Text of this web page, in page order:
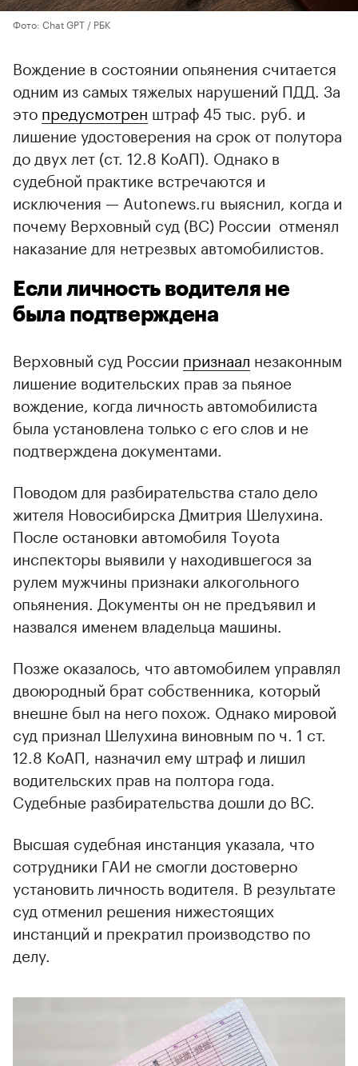
Фото: Chat GPT / РБК
Вождение в состоянии опьянения считается
одним из самых тяжелых нарушений ПДД. За
это предусмотрен штраф 45 тыс. руб. и
лишение удостоверения на срок от полутора
до двух лет (ст. 12.8 КоАП). Однако в
судебной практике встречаются и
исключения — Autonews.ru выяснил, когда и
почему Верховный суд (ВС) России отменял
наказание для нетрезвых автомобилистов.
Если личность водителя не
была подтверждена
00:00 / 00:00
Верховный суд России признаал незаконным
лишение водительских прав за пьяное
вождение, когда личность автомобилиста
была установлена только с его слов и не
подтверждена документами.
Поводом для разбирательства стало дело
жителя Новосибирска Дмитрия Шелухина.
После остановки автомобиля Toyota
инспекторы выявили у находившегося за
рулем мужчины признаки алкогольного
опьянения. Документы он не предъявил и
назвался именем владельца машины.
Позже оказалось, что автомобилем управлял
двоюродный брат собственника, который
внешне был на него похож. Однако мировой
суд признал Шелухина виновным по ч. 1 ст.
12.8 КоАП, назначил ему штраф и лишил
водительских прав на полтора года.
Судебные разбирательства дошли до ВС.
Высшая судебная инстанция указала, что
сотрудники ГАИ не смогли достоверно
установить личность водителя. В результате
суд отменил решения нижестоящих
инстанций и прекратил производство по
делу.